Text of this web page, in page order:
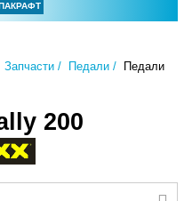
Запчасти Педали
Педали
200